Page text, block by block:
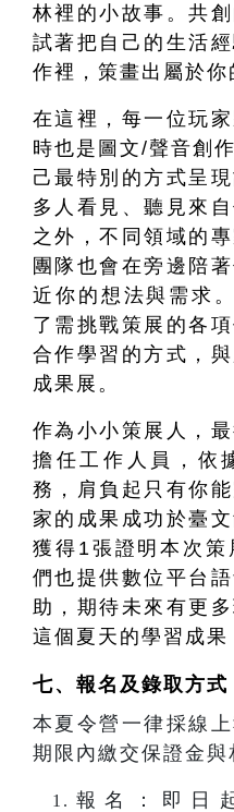
林裡的小故事。共
試著把自己的生活
作裡，策畫出屬於你
在這裡，每一位玩
時也是圖文/聲音創
己最特別的方式呈
多人看見、聽見來
之外，不同領域的
團隊也會在旁邊陪
近你的想法與需求
了需挑戰策展的各
合作學習的方式，
成果展。
作為小小策展人，
擔任工作人員，依
務，肩負起只有你
家的成果成功於臺
獲得1張證明本次
們也提供數位平台
助，期待未來有更
這個夏天的學習成果
七、 報名及錄取方式
本夏令營一律採線
期限內繳交保證金與
報名：即日